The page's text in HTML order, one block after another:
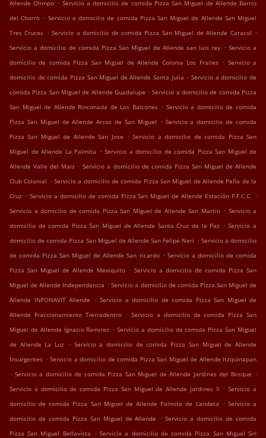
Allende Olimpo
Servicio a domicilio de comida Pizza San Miguel de Allende Barrio
del Chorro . Servicio a domicilio de comida Pizza San Miguel de Allende San Miguel
Tres Cruces . Servicio a domicilio de comida Pizza San Miguel de Allende Caracol .
Servicio a domicilio de comida Pizza San Miguel de Allende san luis rey . Servicio a
domicilio de comida Pizza San Miguel de Allende Colonia Los Frailes . Servicio a
domicilio de comida Pizza San Miguel de Allende Santa Julia . Servicio a domicilio de
comida Pizza San Miguel de Allende Guadalupe . Servicio a domicilio de comida Pizza
San Miguel de Allende Rinconada de Los Balcones . Servicio a domicilio de comida
Pizza San Miguel de Allende Arcos de San Miguel . Servicio a domicilio de comida
Pizza San Miguel de Allende San Jose . Servicio a domicilio de comida Pizza San
Miguel de Allende La Palmita . Servicio a domicilio de comida Pizza San Miguel de
Allende Valle del Maiz . Servicio a domicilio de comida Pizza San Miguel de Allende
Club Colonial . Servicio a domicilio de comida Pizza San Miguel de Allende Peña de la
Cruz . Servicio a domicilio de comida Pizza San Miguel de Allende Estación F.F.C.C. .
Servicio a domicilio de comida Pizza San Miguel de Allende San Martin . Servicio a
domicilio de comida Pizza San Miguel de Allende Santa Cruz de la Paz . Servicio a
domicilio de comida Pizza San Miguel de Allende San Felipe Neri . Servicio a domicilio
de comida Pizza San Miguel de Allende San ricardo . Servicio a domicilio de comida
Pizza San Miguel de Allende Mexiquito . Servicio a domicilio de comida Pizza San
Miguel de Allende Independencia . Servicio a domicilio de comida Pizza San Miguel de
Allende INFONAVIT Allende
. Servicio a domicilio de comida Pizza San Miguel de
Allende Fraccionamiento Tierradentro . Servicio a domicilio de comida Pizza San
Miguel de Allende Ignacio Ramirez . Servicio a domicilio de comida Pizza San Miguel
de Allende La Luz . Servicio a domicilio de comida Pizza San Miguel de Allende
Insurgentes . Servicio a domicilio de comida Pizza San Miguel de Allende Itzquinapan
. Servicio a domicilio de comida Pizza San Miguel de Allende Jardines del Bosque .
Servicio a domicilio de comida Pizza San Miguel de Allende Jardines II . Servicio a
domicilio de comida Pizza San Miguel de Allende Palmita de Landeta . Servicio a
domicilio de comida Pizza San Miguel de Allende
. Servicio a domicilio de comida
Pizza San Miguel Bellavista . Servicio a domicilio de comida Pizza San Miguel Sin